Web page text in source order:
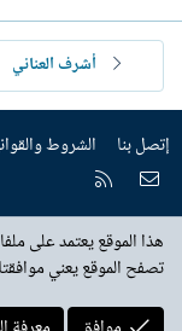
أشرف العناني
إتصل بنا الشروط
إتصل بنا
هذا الموقع يعتمد على
تصفح الموقع يعني